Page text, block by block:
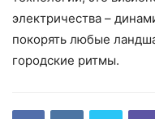
электричества –
покорять любые
городские ритмы.